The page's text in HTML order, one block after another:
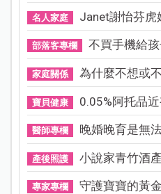
名人家庭 Janet謝怡芬虎
部落客專欄 不買手機給
家庭關係 為什麼不想或
寶貝健康 0.05%阿托品
醫師專欄 晚婚晚育是無
產後照護 小說家青竹酒
專家專欄 守護寶寶的黃